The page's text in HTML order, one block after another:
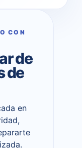
CON
de
de
en